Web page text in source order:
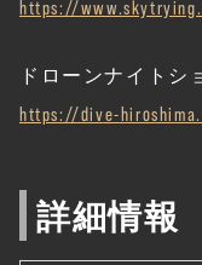
https://
ドローンナイトシ
https://dive-
詳細情報